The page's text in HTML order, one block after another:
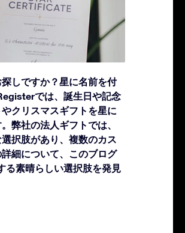
しですか？星に名前を付
では、誕生日や記念
クリスマスギフトを星に
弊社の法人ギフトでは、
択肢があり、複数のカス
細について、このブログ
素晴らしい選択肢を発見